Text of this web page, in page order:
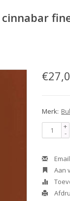
Merk:
+
-
Aan